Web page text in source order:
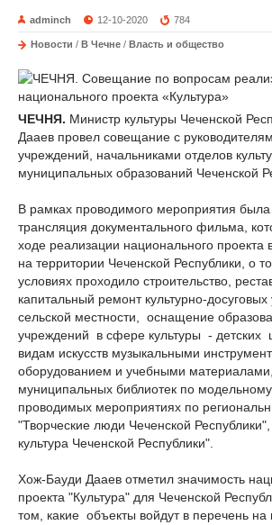
adminch 12-10-2020 784
Новости / В Чечне / Власть и общество
ЧЕЧНЯ. Министр культуры Чеченской
Дааев провел совещание с
учреждений, начальниками отделов
муниципальных образований Чеченской
В рамках проводимого мероприятия была
трансляция документального фильма,
ходе реализации национального проекта
на территории Чеченской Республики, о
условиях проходило строительство,
капитальный ремонт культурно-
сельской местности, оснащение
учреждений в сфере культуры - детских
видам искусств музыкальными
оборудованием и учебными
муниципальных библиотек по
проводимых мероприятиях по
"Творческие люди Чеченской
культура Чеченской Республики".
Хож-Бауди Дааев отметил значимость
проекта "Культура" для Чеченской
том, какие объекты войдут в перечень